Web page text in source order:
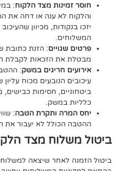
מצד הלקוח: במידה והשליח
ענה או דחה את ההגעה – ימים אלו
מכיוון שהעיכוב אינו נחשב
: הזנת כתובת שגויה או מספר
הזכאות לקבלת ההטבה.
חריגים במשק: ההטבה לא תינתן
מכוח עליון שאינו תלוי בחברה,
חסימות כבישים, מזג אוויר קיצוני
ותקרת הטבה
: שווי
לא יעבור את ה-500 נקודות.
מצד הלקוח:
שיצאה למשלוח ולפני שחלף זמן